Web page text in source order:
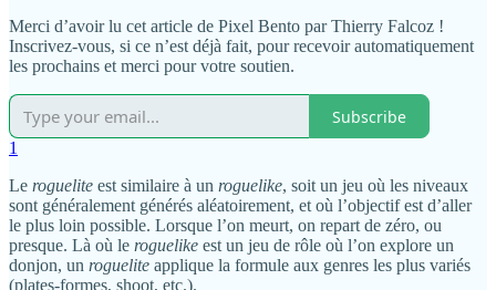
Merci d’avoir lu cet article de Pixel Bento par Thierry Falcoz !
Inscrivez-vous, si ce n’est déjà fait, pour recevoir automatiquement
les prochains et merci pour votre soutien.
Subscribe
1
Le roguelite est similaire à un roguelike, soit un jeu où les niveaux
sont généralement générés aléatoirement, et où l’objectif est d’aller
le plus loin possible. Lorsque l’on meurt, on repart de zéro, ou
presque. Là où le roguelike est un jeu de rôle où l’on explore un
donjon, un roguelite applique la formule aux genres les plus variés
(plates-formes, shoot, etc.).